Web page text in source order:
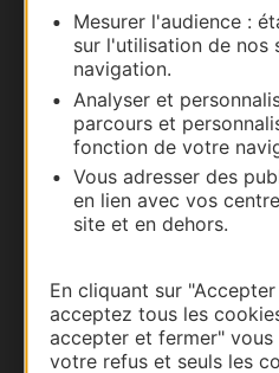
Mesurer l'audience :
sur l'utilisation de nos
navigation.
Analyser et
parcours et
fonction de votre
Vous adresser des
en lien avec vos
site et en dehors.
En cliquant sur
acceptez tous les
accepter et fermer"
votre refus et seuls les
Thermalisme
Business/Mice
Pros d'Occitanie